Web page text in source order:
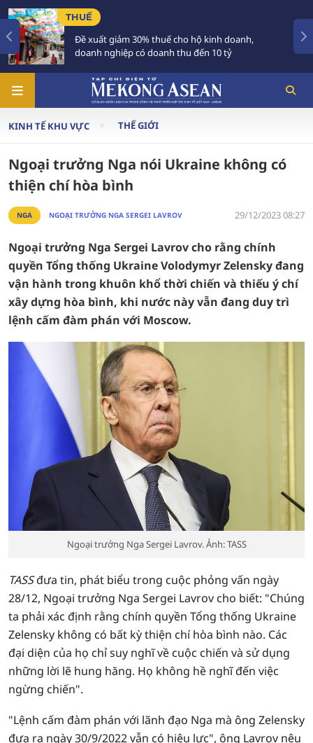
giảm 30% thuế cho hộ kinh doanh,
có doanh thu đến 10 tỷ
TIÊU ĐIỂM
'Cùng
chung
KINH TẾ KHU VỰC THẾ GIỚI
Ngoại trưởng Nga nói Ukraine không có
thiện chí hòa bình
NGA NGOẠI TRƯỞNG NGA SERGEI LAVROV 29/12/2023 08:27
Ngoại trưởng Nga Sergei Lavrov cho rằng chính
quyền Tổng thống Ukraine Volodymyr Zelensky đang
vận hành trong khuôn khổ thời chiến và thiếu ý chí
xây dựng hòa bình, khi nước này vẫn đang duy trì
lệnh cấm đàm phán với Moscow.
Ngoại trưởng Nga Sergei Lavrov. Ảnh: TASS
TASSđưa tin, phát biểu trong cuộc phỏng vấn ngày
28/12, Ngoại trưởng Nga Sergei Lavrov cho biết: "Chúng
ta phải xác định rằng chính quyền Tổng thống Ukraine
Zelensky không có bất kỳ thiện chí hòa bình nào. Các
đại diện của họ chỉ suy nghĩ về cuộc chiến và sử dụng
những lời lẽ hung hăng. Họ không hề nghĩ đến việc
ngừng chiến".
"Lệnh cấm đàm phán với lãnh đạo Nga mà ông Zelensky
đưa ra ngày 30/9/2022 vẫn có hiệu lực", ông Lavrov nêu